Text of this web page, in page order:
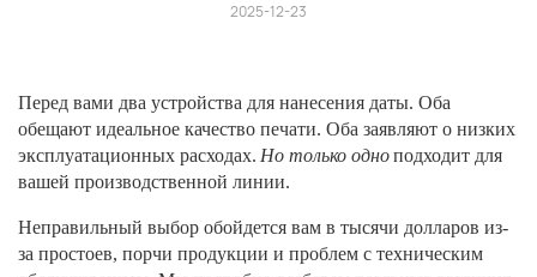
2025-12-23
Перед вами два устройства для нанесения даты. Оба
обещают идеальное качество печати. ​​Оба заявляют о низких
эксплуатационных расходах. Но только одноподходит для
вашей производственной линии.
Неправильный выбор обойдется вам в тысячи долларов из-
за простоев, порчи продукции и проблем с техническим